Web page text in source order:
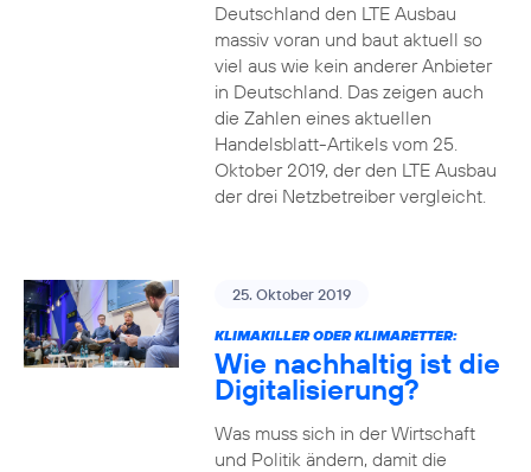
Deutschland den LTE Ausbau
massiv voran und baut aktuell so
viel aus wie kein anderer Anbieter
in Deutschland. Das zeigen auch
die Zahlen eines aktuellen
Handelsblatt-Artikels vom 25.
Oktober 2019, der den LTE Ausbau
der drei Netzbetreiber vergleicht.
25. Oktober 2019
KLIMAKILLER ODER KLIMARETTER:
Wie nachhaltig ist die
Digitalisierung?
Was muss sich in der Wirtschaft
und Politik ändern, damit die